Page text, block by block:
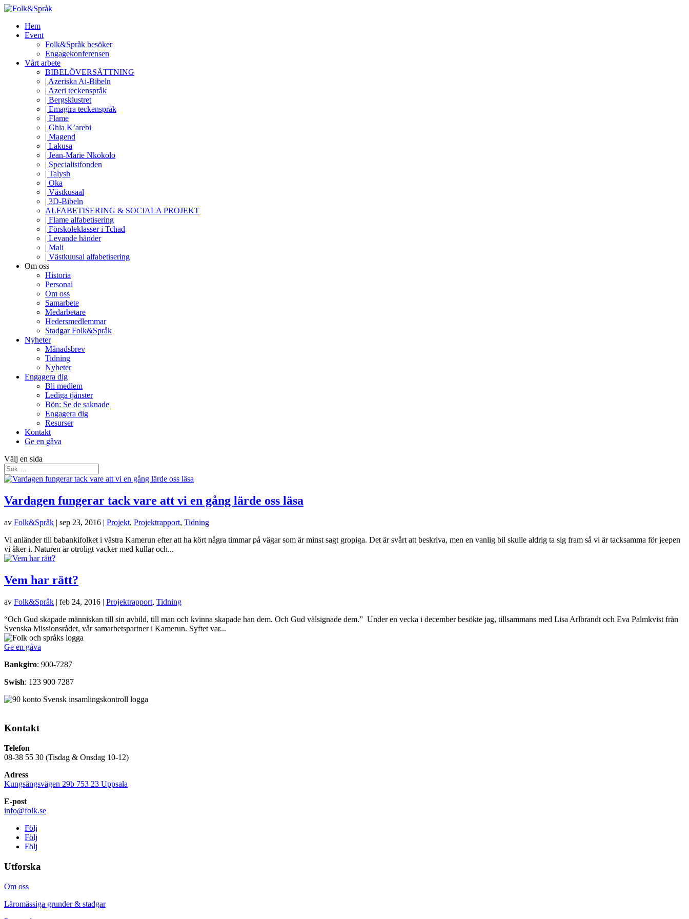
Hem
Event
Folk&Språk besöker
Engagekonferensen
Vårt arbete
BIBELÖVERSÄTTNING
| Azeriska Ai-Bibeln
| Azeri teckenspråk
| Bergsklustret
| Emagira teckenspråk
| Flame
| Ghia K’arebi
| Magend
| Lakusa
| Jean-Marie Nkokolo
| Specialistfonden
| Talysh
| Oka
| Västkusaal
| 3D-Bibeln
ALFABETISERING & SOCIALA PROJEKT
| Flame alfabetisering
| Förskoleklasser i Tchad
| Levande händer
| Mali
| Västkuusal alfabetisering
Om oss
Historia
Personal
Om oss
Samarbete
Medarbetare
Hedersmedlemmar
Stadgar Folk&Språk
Nyheter
Månadsbrev
Tidning
Nyheter
Engagera dig
Bli medlem
Lediga tjänster
Bön: Se de saknade
Engagera dig
Resurser
Kontakt
Ge en gåva
Välj en sida
Vardagen fungerar tack vare att vi en gång lärde oss läsa
av Folk&Språk | sep 23, 2016 | Projekt, Projektrapport, Tidning
Vi anländer till babankifolket i västra Kamerun efter att ha kört några timmar på vägar som är minst sagt gropiga. Det är svårt att beskriva, men en vanlig bil skulle aldrig ta sig fram så vi är tacksamma för jeepen
vi åker i. Naturen är otroligt vacker med kullar och...
Vem har rätt?
av Folk&Språk | feb 24, 2016 | Projektrapport, Tidning
“Och Gud skapade människan till sin avbild, till man och kvinna skapade han dem. Och Gud välsignade dem.” Under en vecka i december besökte jag, tillsammans med Lisa Arlbrandt och Eva Palmkvist från
Svenska Missionsrådet, vår samarbetspartner i Kamerun. Syftet var...
Ge en gåva
Bankgiro: 900-7287
Swish: 123 900 7287
Kontakt
Telefon
08-38 55 30 (Tisdag & Onsdag 10-12)
Adress
Kungsängsvägen 29b 753 23 Uppsala
E-post
info@folk.se
Följ
Följ
Följ
Utforska
Om oss
Läromässiga grunder & stadgar